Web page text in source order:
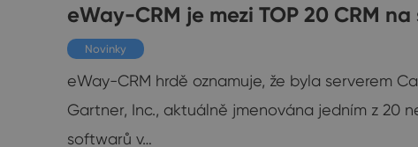
eWay-CRM je mezi TOP 20 CRM na
Novinky
eWay-CRM hrdě oznamuje, že byla serverem
Gartner, Inc., aktuálně jmenována jedním z 20
softwarů v…